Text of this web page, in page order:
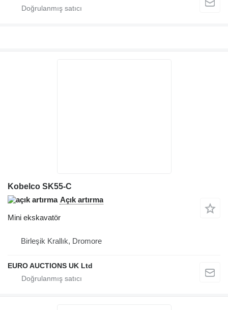
Kobelco SK55-C
Açık artırma
Mini ekskavatör
Birleşik Krallık, Dromore
EURO AUCTIONS UK Ltd